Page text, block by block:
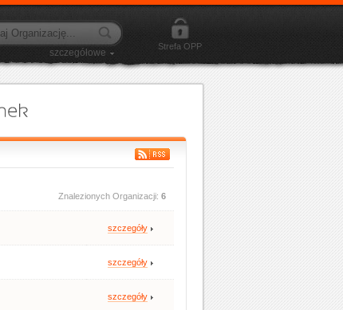
szczegółowe
Strefa OPP
Znalezionych Organizacji: 6
szczegóły
szczegóły
szczegóły